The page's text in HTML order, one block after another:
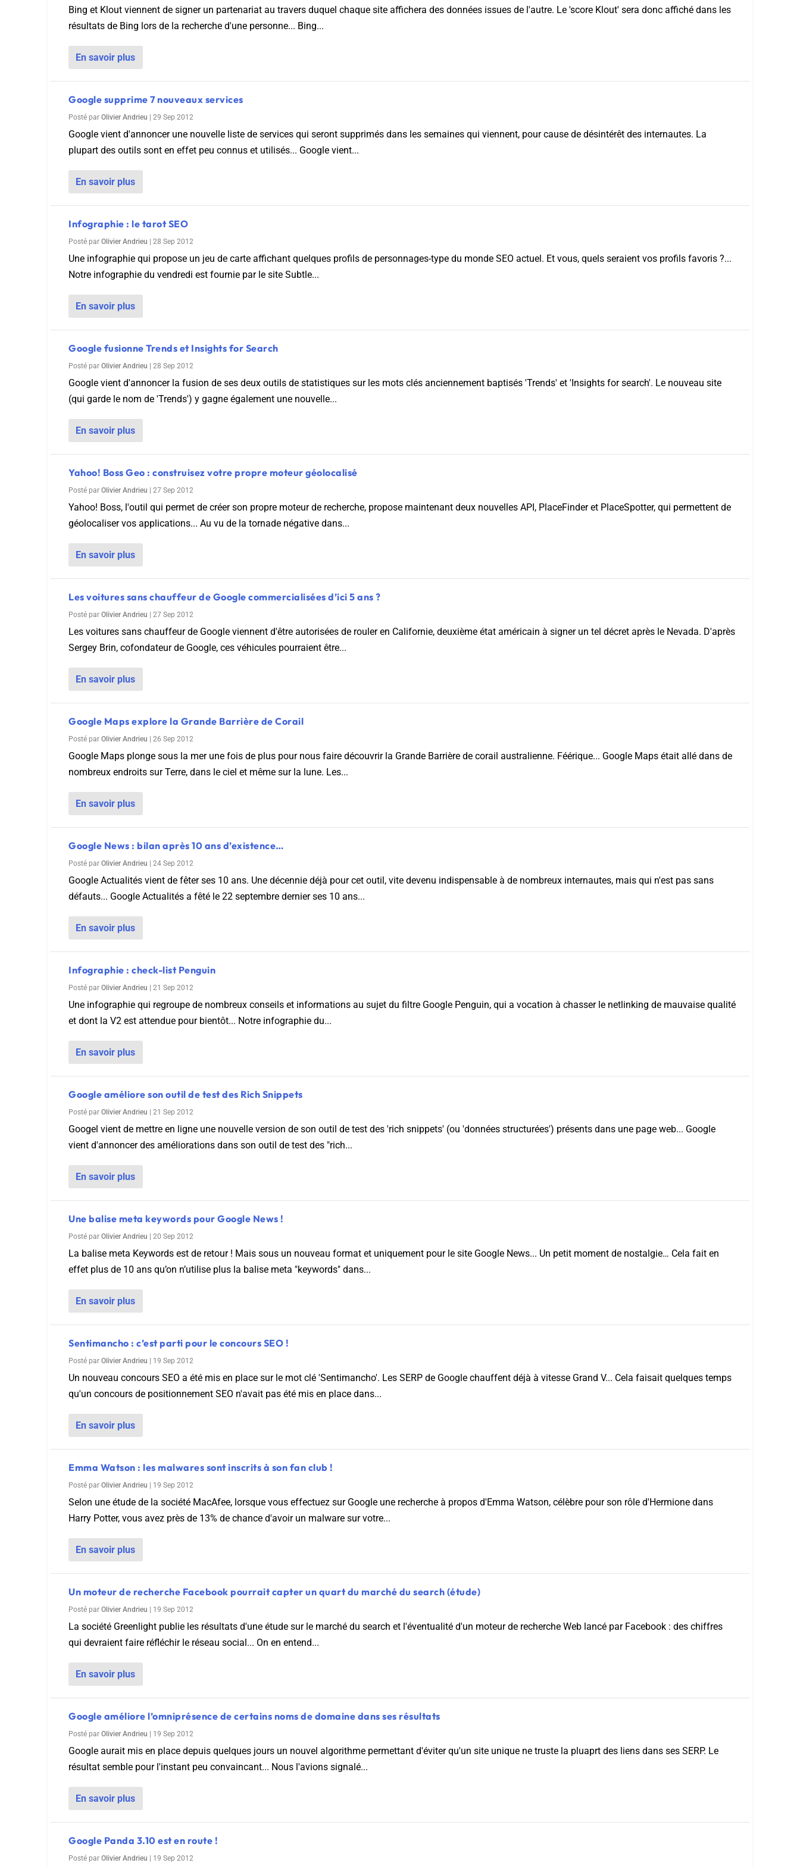
Télécharger l'Ebook
Wordpress
Shopify
PrestaShop
Formation SEO & GEO - Edition 2026
Je découvre !
Bing et Klout viennent de signer un partenariat au travers duquel chaque site affichera des données issues de l'autre. Le 'score Klout' sera donc affiché dans les
résultats de Bing lors de la recherche d'une personne... Bing...
En savoir plus
Google supprime 7 nouveaux services
Posté par Olivier Andrieu 29 Sep 2012
Google vient d'annoncer une nouvelle liste de services qui seront supprimés dans les semaines qui viennent, pour cause de désintérêt des internautes. La
plupart des outils sont en effet peu connus et utilisés... Google vient...
En savoir plus
Infographie : le tarot SEO
Posté par Olivier Andrieu 28 Sep 2012
Une infographie qui propose un jeu de carte affichant quelques profils de personnages-type du monde SEO actuel. Et vous, quels seraient vos profils favoris ?...
Notre infographie du vendredi est fournie par le site Subtle...
En savoir plus
Google fusionne Trends et Insights for Search
Posté par Olivier Andrieu 28 Sep 2012
Google vient d'annoncer la fusion de ses deux outils de statistiques sur les mots clés anciennement baptisés 'Trends' et 'Insights for search'. Le nouveau site
(qui garde le nom de 'Trends') y gagne également une nouvelle...
En savoir plus
Yahoo! Boss Geo : construisez votre propre moteur géolocalisé
Posté par Olivier Andrieu 27 Sep 2012
Yahoo! Boss, l'outil qui permet de créer son propre moteur de recherche, propose maintenant deux nouvelles API, PlaceFinder et PlaceSpotter, qui permettent de
géolocaliser vos applications... Au vu de la tornade négative dans...
En savoir plus
Les voitures sans chauffeur de Google commercialisées d’ici 5 ans ?
Posté par Olivier Andrieu 27 Sep 2012
Les voitures sans chauffeur de Google viennent d'être autorisées de rouler en Californie, deuxième état américain à signer un tel décret après le Nevada. D'après
Sergey Brin, cofondateur de Google, ces véhicules pourraient être...
En savoir plus
Google Maps explore la Grande Barrière de Corail
Posté par Olivier Andrieu 26 Sep 2012
Google Maps plonge sous la mer une fois de plus pour nous faire découvrir la Grande Barrière de corail australienne. Féérique... Google Maps était allé dans de
nombreux endroits sur Terre, dans le ciel et même sur la lune. Les...
En savoir plus
Google News : bilan après 10 ans d’existence…
Posté par Olivier Andrieu 24 Sep 2012
Google Actualités vient de fêter ses 10 ans. Une décennie déjà pour cet outil, vite devenu indispensable à de nombreux internautes, mais qui n'est pas sans
défauts... Google Actualités a fêté le 22 septembre dernier ses 10 ans...
En savoir plus
Infographie : check-list Penguin
Posté par Olivier Andrieu 21 Sep 2012
Une infographie qui regroupe de nombreux conseils et informations au sujet du filtre Google Penguin, qui a vocation à chasser le netlinking de mauvaise qualité
et dont la V2 est attendue pour bientôt... Notre infographie du...
En savoir plus
Google améliore son outil de test des Rich Snippets
Posté par Olivier Andrieu 21 Sep 2012
Googel vient de mettre en ligne une nouvelle version de son outil de test des 'rich snippets' (ou 'données structurées') présents dans une page web... Google
vient d'annoncer des améliorations dans son outil de test des "rich...
En savoir plus
Une balise meta keywords pour Google News !
Posté par Olivier Andrieu 20 Sep 2012
La balise meta Keywords est de retour ! Mais sous un nouveau format et uniquement pour le site Google News... Un petit moment de nostalgie… Cela fait en
effet plus de 10 ans qu’on n’utilise plus la balise meta "keywords" dans...
En savoir plus
Sentimancho : c’est parti pour le concours SEO !
Posté par Olivier Andrieu 19 Sep 2012
Un nouveau concours SEO a été mis en place sur le mot clé 'Sentimancho'. Les SERP de Google chauffent déjà à vitesse Grand V... Cela faisait quelques temps
qu'un concours de positionnement SEO n'avait pas été mis en place dans...
En savoir plus
Emma Watson : les malwares sont inscrits à son fan club !
Posté par Olivier Andrieu 19 Sep 2012
Selon une étude de la société MacAfee, lorsque vous effectuez sur Google une recherche à propos d'Emma Watson, célèbre pour son rôle d'Hermione dans
Harry Potter, vous avez près de 13% de chance d'avoir un malware sur votre...
En savoir plus
Un moteur de recherche Facebook pourrait capter un quart du marché du search (étude)
Posté par Olivier Andrieu 19 Sep 2012
La société Greenlight publie les résultats d'une étude sur le marché du search et l'éventualité d'un moteur de recherche Web lancé par Facebook : des chiffres
qui devraient faire réfléchir le réseau social... On en entend...
En savoir plus
Google améliore l’omniprésence de certains noms de domaine dans ses résultats
Posté par Olivier Andrieu 19 Sep 2012
Google aurait mis en place depuis quelques jours un nouvel algorithme permettant d'éviter qu'un site unique ne truste la pluaprt des liens dans ses SERP. Le
résultat semble pour l'instant peu convaincant... Nous l'avions signalé...
En savoir plus
Google Panda 3.10 est en route !
Posté par Olivier Andrieu 19 Sep 2012